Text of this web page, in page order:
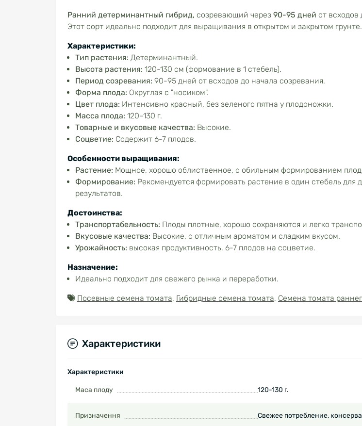
Ранний детерминантный гибрид, созревающий через 90-95 дней от всходов
Этот сорт идеально подходит для выращивания в открытом и закрытом грунте.
Характеристики:
Тип растения: Детерминантный.
Высота растения: 120-130 см (формование в 1 стебель).
Период созревания: 90-95 дней от всходов до начала созревания.
Форма плода: Округлая с "носиком".
Цвет плода: Интенсивно красный, без зеленого пятна у плодоножки.
Масса плода: 120–130 г.
Товарные и вкусовые качества: Высокие.
Соцветие: Содержит 6-7 плодов.
Особенности выращивания:
Растение: Мощное, хорошо облиственное, с обильным формированием
Формирование: Рекомендуется формировать растение в один стебель для
результатов.
Достоинства:
Транспортабельность: Плоды плотные, хорошо сохраняются и легко
Вкусовые качества: Высокие, с отличным ароматом и сладким вкусом.
Урожайность: высокая продуктивность, 6-7 плодов на соцветие.
Назначение:
Идеально подходит для свежего рынка и переработки.
Посевные семена томата, Гибридные семена томата, Семена томата
Характеристики
Характеристики
Маса плоду 120-130 г.
Призначення Свежее потребление,